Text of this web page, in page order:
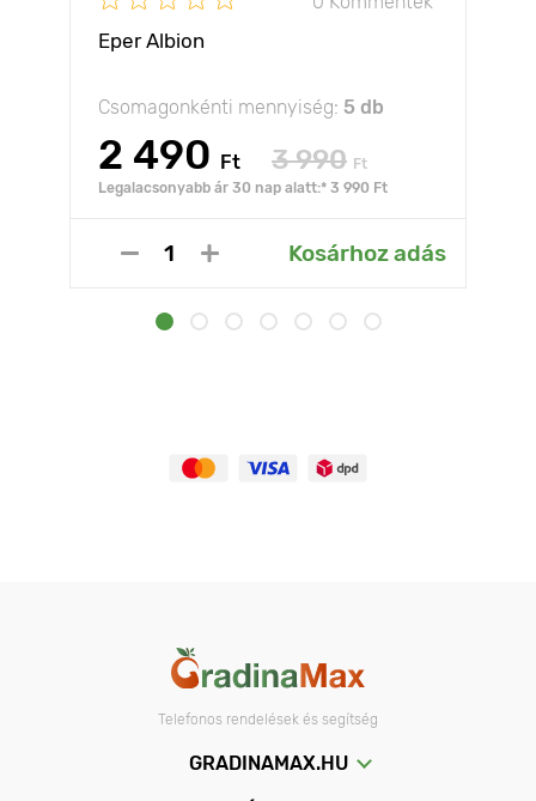
Eper Albion
Csomagonkénti mennyiség: 5 db
2 490 Ft 3 990 Ft
Legalacsonyabb ár 30 nap alatt:* 3 990 Ft
Kosárhoz adás
Telefonos rendelések és segítség
GRADINAMAX.HU